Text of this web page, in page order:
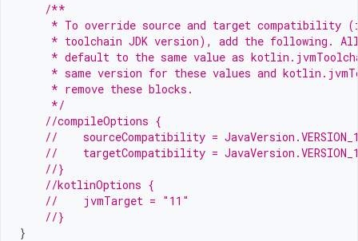
/**
* To override source and target compatibility
* toolchain JDK version), add the following.
* default to the same value as
* same version for these values and
     * remove these blocks.
     */
//compileOptions {
//    sourceCompatibility =
//    targetCompatibility =
//}
//kotlinOptions {
//    jvmTarget = "11"
//}
}